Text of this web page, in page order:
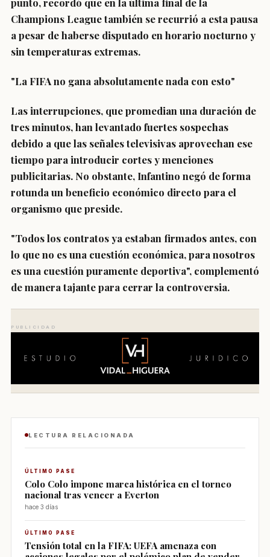
Champions League también se recurrió a esta pausa
a pesar de haberse disputado en horario nocturno y
sin temperaturas extremas.
"La FIFA no gana absolutamente nada con esto"
Las interrupciones, que promedian una duración de
tres minutos, han levantado fuertes sospechas
debido a que las señales televisivas aprovechan ese
tiempo para introducir cortes y menciones
publicitarias. No obstante, Infantino negó de forma
rotunda un beneficio económico directo para el
organismo que preside.
"Todos los contratos ya estaban firmados antes, con
lo que no es una cuestión económica, para nosotros
es una cuestión puramente deportiva", complementó
de manera tajante para cerrar la controversia.
PUBLICIDAD
LECTURA RELACIONADA
ÚLTIMO PASE
Colo Colo impone marca histórica en el torneo
nacional tras vencer a Everton
hace 3 días
ÚLTIMO PASE
Tensión total en la FIFA: UEFA amenaza con